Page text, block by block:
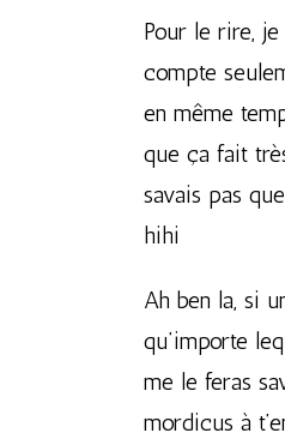
Pour le rire, je
compte
en même
que ça fait
savais pas
hihi
Ah ben la, si
qu’importe
me le feras
mordicus à